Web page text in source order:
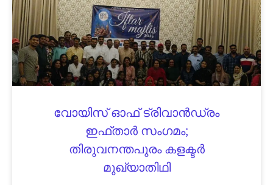
വോയിസ് ഓഫ് ട്രിവാന്‍ഡ്രം
ഇഫ്താര്‍ സംഗമം;
തിരുവനന്തപുരം കളക്ടര്‍
മുഖ്യാതിഥി